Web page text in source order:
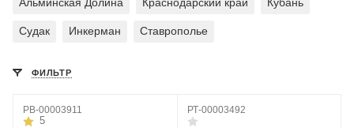
Судак Инкерман Ставрополье
ФИЛЬТР
РВ-00003911
5
РТ-00003492